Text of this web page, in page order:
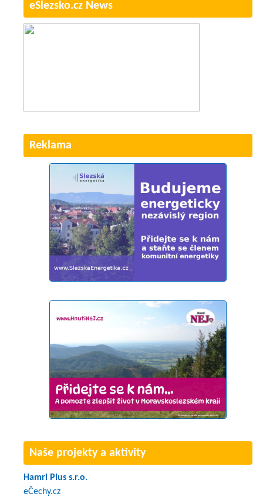
eSlezsko.cz News
Reklama
Naše projekty a aktivity
Hamri Plus s.r.o.
eČechy.cz